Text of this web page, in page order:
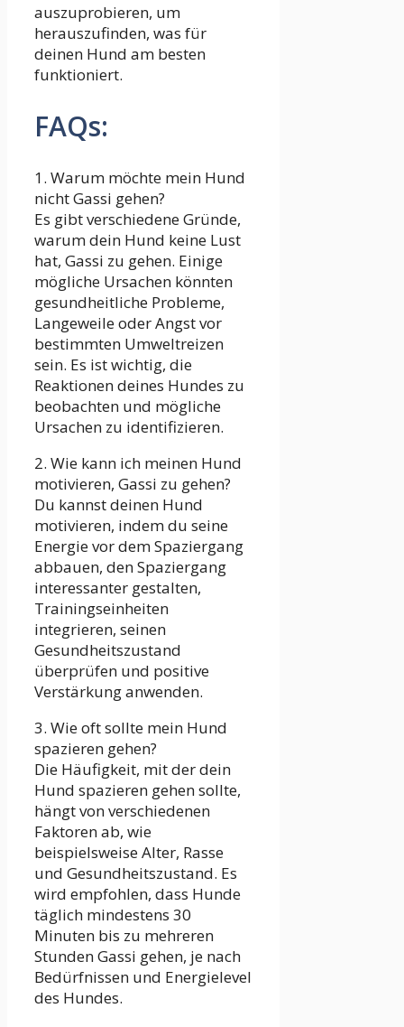
auszuprobieren, um
herauszufinden, was für
deinen Hund am besten
funktioniert.
FAQs:
1. Warum möchte mein Hund
nicht Gassi gehen?
Es gibt verschiedene Gründe,
warum dein Hund keine Lust
hat, Gassi zu gehen. Einige
mögliche Ursachen könnten
gesundheitliche Probleme,
Langeweile oder Angst vor
bestimmten Umweltreizen
sein. Es ist wichtig, die
Reaktionen deines Hundes zu
beobachten und mögliche
Ursachen zu identifizieren.
2. Wie kann ich meinen Hund
motivieren, Gassi zu gehen?
Du kannst deinen Hund
motivieren, indem du seine
Energie vor dem Spaziergang
abbauen, den Spaziergang
interessanter gestalten,
Trainingseinheiten
integrieren, seinen
Gesundheitszustand
überprüfen und positive
Verstärkung anwenden.
3. Wie oft sollte mein Hund
spazieren gehen?
Die Häufigkeit, mit der dein
Hund spazieren gehen sollte,
hängt von verschiedenen
Faktoren ab, wie
beispielsweise Alter, Rasse
und Gesundheitszustand. Es
wird empfohlen, dass Hunde
täglich mindestens 30
Minuten bis zu mehreren
Stunden Gassi gehen, je nach
Bedürfnissen und Energielevel
des Hundes.